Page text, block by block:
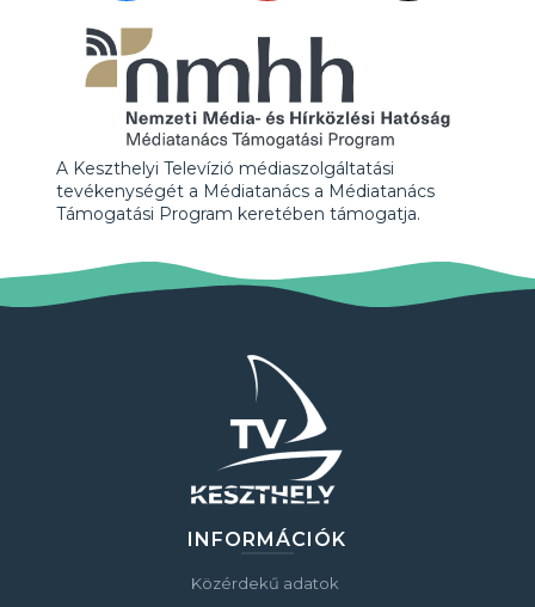
A Keszthelyi Televízió médiaszolgáltatási
tevékenységét a Médiatanács a Médiatanács
Támogatási Program keretében támogatja.
INFORMÁCIÓK
Közérdekű adatok